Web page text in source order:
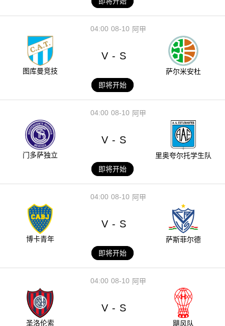
08-10
04:00 阿甲
图库曼竞技
V - S
萨尔米安杜
即将开始
08-10
04:00 阿甲
门多萨独立
V - S
里奥夸尔托学生队
即将开始
08-10
04:00 阿甲
博卡青年
V - S
萨斯菲尔德
即将开始
08-10
04:00 阿甲
圣洛伦索
V - S
飓风队